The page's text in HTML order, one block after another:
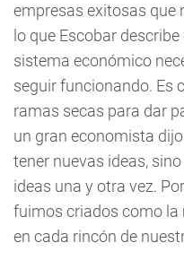
empresas exitosas que
lo que Escobar
sistema económico
seguir funcionando. Es
ramas secas para dar
un gran economista
tener nuevas ideas,
ideas una y otra vez.
fuimos criados como la
en cada rincón de